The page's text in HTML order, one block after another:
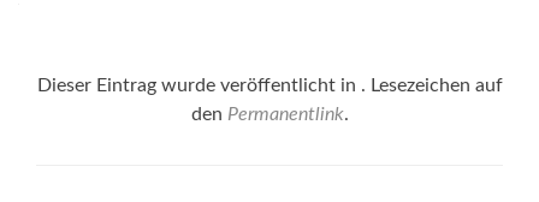
Dieser Eintrag wurde veröffentlicht in . Lesezeichen auf
den Permanentlink.